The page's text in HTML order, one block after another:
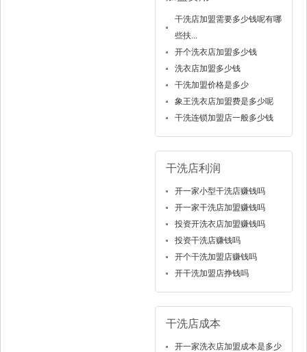
干洗店加盟需要多少钱呢有哪
些扶...
开个洗衣店加盟多少钱
洗衣店加盟多少钱
干洗加盟价格是多少
象王洗衣店加盟费是多少呢
干洗连锁加盟店一般多少钱
干洗店利润
开一家小型干洗店赚钱吗
开一家干洗店加盟赚钱吗
投资开洗衣店加盟赚钱吗
投资干洗店赚钱吗
开个干洗加盟店赚钱吗
开干洗加盟店挣钱吗
干洗店成本
开一家洗衣店加盟成本是多少